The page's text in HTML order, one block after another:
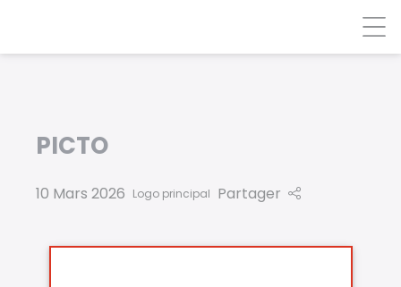
PICTO
10 Mars 2026 Logo principal Partager